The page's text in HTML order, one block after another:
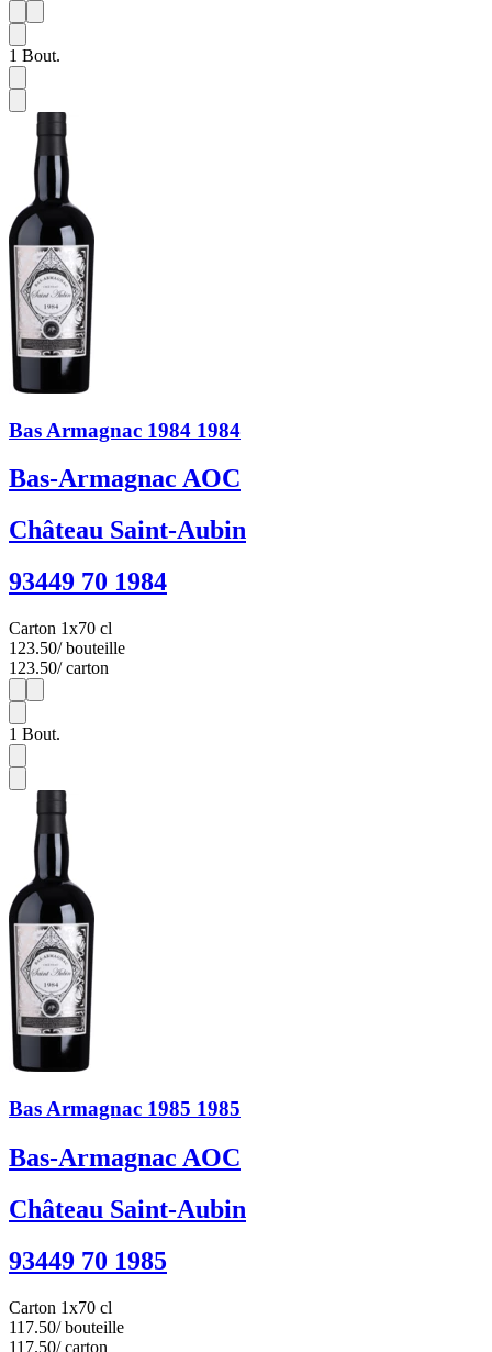
1
1 Bout.
Bas Armagnac 1984 1984
Bas-Armagnac AOC
Château Saint-Aubin
93449 70 1984
Carton 1x70 cl
123.50/ bouteille
123.50/ carton
1
1 Bout.
Bas Armagnac 1985 1985
Bas-Armagnac AOC
Château Saint-Aubin
93449 70 1985
Carton 1x70 cl
117.50/ bouteille
117.50/ carton